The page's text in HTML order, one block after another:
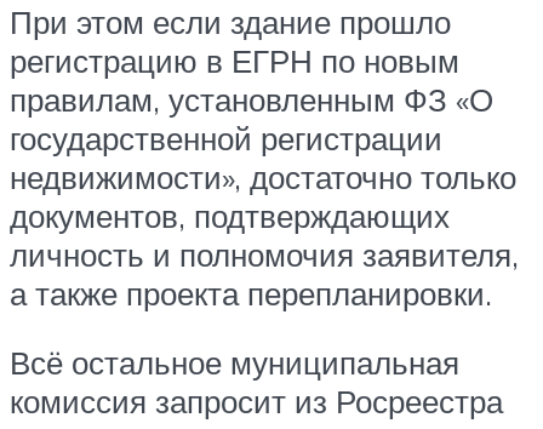
При этом если здание прошло
регистрацию в ЕГРН по новым
правилам, установленным ФЗ «О
государственной регистрации
недвижимости», достаточно только
документов, подтверждающих
личность и полномочия заявителя,
а также проекта перепланировки.
Всё остальное муниципальная
комиссия запросит из Росреестра